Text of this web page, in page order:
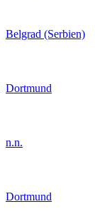
Belgrad (Serbien)
Dortmund
n.n.
Dortmund